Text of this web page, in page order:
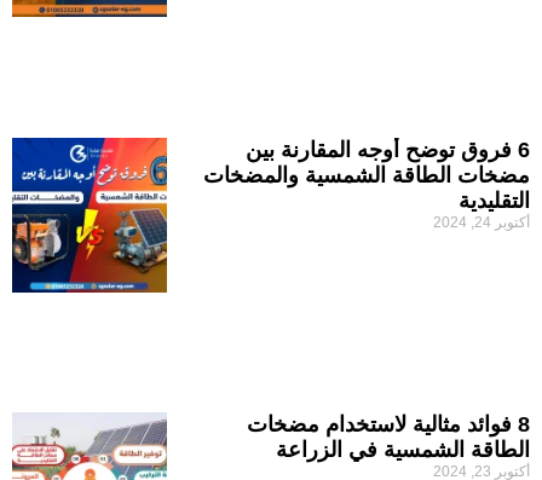
6 فروق توضح أوجه المقارنة بين
مضخات الطاقة الشمسية والمضخات
التقليدية
أكتوبر 24, 2024
8 فوائد مثالية لاستخدام مضخات
الطاقة الشمسية في الزراعة
أكتوبر 23, 2024